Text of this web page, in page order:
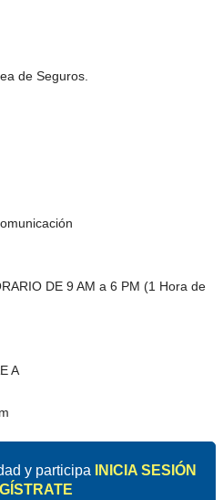
de Seguros.
DE 9 AM a 6 PM (1 Hora de
A
y participa
INICIA SESIÓN